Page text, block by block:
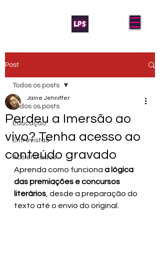
Post
Todos os posts
Educação
Entrevistas
AL's enviados
Todos os posts
Perdeu a Imersão ao
vivo? Tenha acesso ao
conteúdo gravado
Jaíne Jehniffer
Aprenda como funciona a lógica
das premiações e concursos
literários , desde a preparação do
texto até o envio do original.